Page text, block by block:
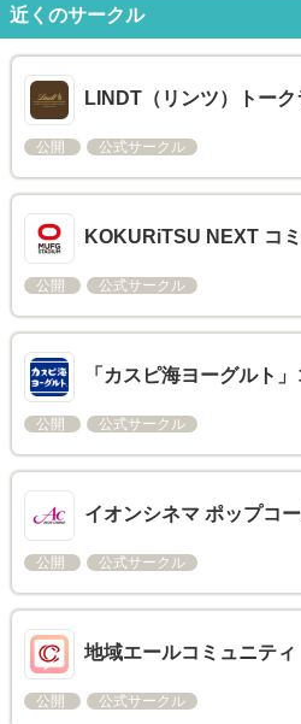
近くのサークル
LINDT（リンツ）トー
公開 公式サークル
KOKURiTSU NEXT コ
公開 公式サークル
「カスピ海ヨーグルト
公開 公式サークル
イオンシネマ ポップコ
公開 公式サークル
地域エールコミュニティ
公開 公式サークル